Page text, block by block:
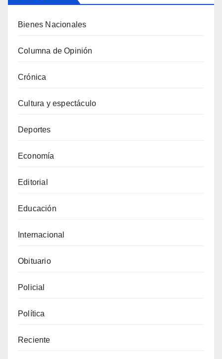
Bienes Nacionales
Columna de Opinión
Crónica
Cultura y espectáculo
Deportes
Economía
Editorial
Educación
Internacional
Obituario
Policial
Política
Reciente